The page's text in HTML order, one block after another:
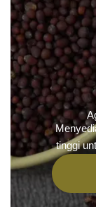
tinggi